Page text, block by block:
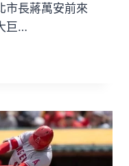
市長蔣萬安前來
巨…